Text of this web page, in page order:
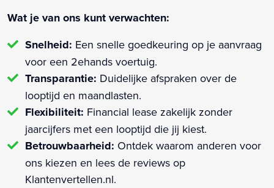
Wat je van ons kunt verwachten:
Snelheid: Een snelle goedkeuring op je aanvraag
voor een 2ehands voertuig.
Transparantie: Duidelijke afspraken over de
looptijd en maandlasten.
Flexibiliteit: Financial lease zakelijk zonder
jaarcijfers met een looptijd die jij kiest.
Betrouwbaarheid: Ontdek waarom anderen voor
ons kiezen en lees de reviews op
Klantenvertellen.nl.